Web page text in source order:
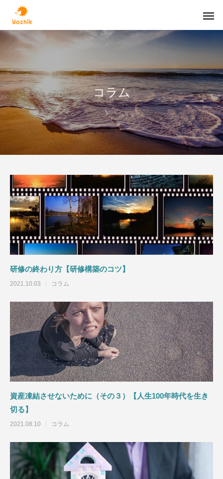
個人向け
保険営業向けセールスサポート
人生100年時代 ニー
資産凍結させないために（その３）【人生
100年時代を生き切る】
2021.08.10
資産凍結させない
100年時代を生き切
2021.08.01
生前贈与が積極的に行われている地域は沖
縄・北海道【ニーズ別知識】
2021.06.06
コラム
研修の終わり方【研修構築のコツ】
2021.10.03 コラム
資産凍結させないために（その３）【人生100年時代を生き
切る】
2021.08.10 コラム